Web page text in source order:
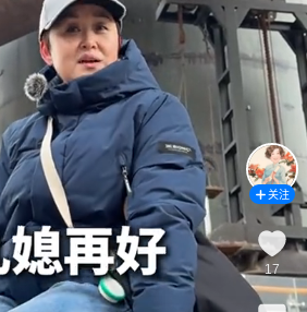
关注
17